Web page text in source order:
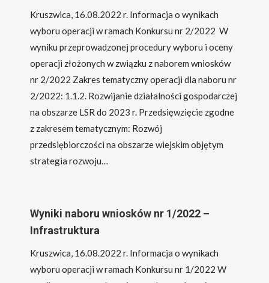
Kruszwica, 16.08.2022 r. Informacja o wynikach
wyboru operacji w ramach Konkursu nr 2/2022 W
wyniku przeprowadzonej procedury wyboru i oceny
operacji złożonych w związku z naborem wniosków
nr 2/2022 Zakres tematyczny operacji dla naboru nr
2/2022: 1.1.2. Rozwijanie działalności gospodarczej
na obszarze LSR do 2023 r. Przedsięwzięcie zgodne
z zakresem tematycznym: Rozwój
przedsiębiorczości na obszarze wiejskim objętym
strategia rozwoju…
Wyniki naboru wniosków nr 1/2022 –
Infrastruktura
Kruszwica, 16.08.2022 r. Informacja o wynikach
wyboru operacji w ramach Konkursu nr 1/2022 W